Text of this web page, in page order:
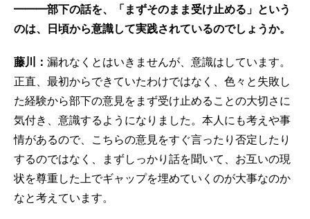
━━━部下の話を、「まずそのまま受け止める」という
のは、日頃から意識して実践されているのでしょうか。
藤川： 漏れなくとはいきませんが、意識はしています。
正直、最初からできていたわけではなく、色々と失敗し
た経験から部下の意見をまず受け止めることの大切さに
気付き、意識するようになりました。本人にも考えや事
情があるので、こちらの意見をすぐ言ったり否定したり
するのではなく、まずしっかり話を聞いて、お互いの現
状を尊重した上でギャップを埋めていくのが大事なのか
なと考えています。